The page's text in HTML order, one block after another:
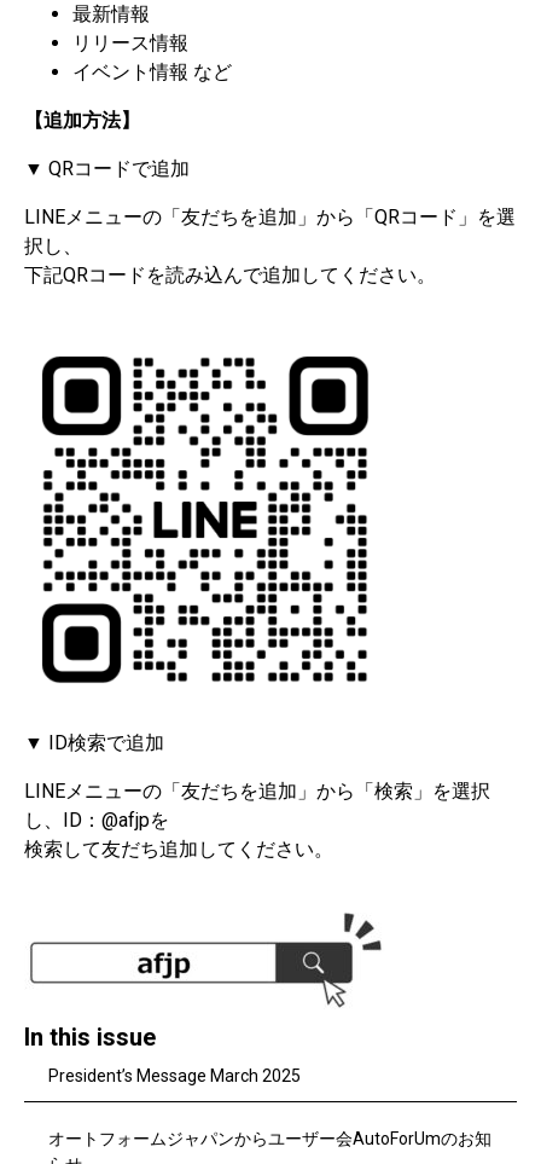
最新情報
リリース情報
イベント情報 など
【追加方法】
▼ QRコードで追加
LINEメニューの「友だちを追加」から「QRコード」を選
択し、
下記QRコードを読み込んで追加してください。
▼ ID検索で追加
LINEメニューの「友だちを追加」から「検索」を選択
し、ID：@afjpを
検索して友だち追加してください。
In this issue
President’s Message March 2025
オートフォームジャパンからユーザー会AutoForUmのお知